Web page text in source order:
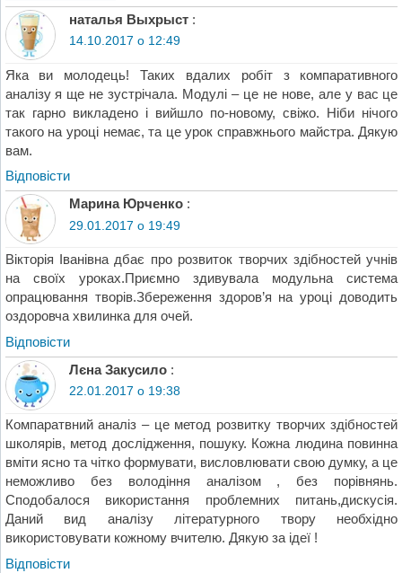
наталья Выхрыст :
14.10.2017 о 12:49
Яка ви молодець! Таких вдалих робіт з компаративного
аналізу я ще не зустрічала. Модулі – це не нове, але у вас це
так гарно викладено і вийшло по-новому, свіжо. Ніби нічого
такого на уроці немає, та це урок справжнього майстра. Дякую
вам.
Відповіcти
Марина Юрченко :
29.01.2017 о 19:49
Вікторія Іванівна дбає про розвиток творчих здібностей учнів
на своїх уроках.Приємно здивувала модульна система
опрацювання творів.Збереження здоров’я на уроці доводить
оздоровча хвилинка для очей.
Відповіcти
Лєна Закусило :
22.01.2017 о 19:38
Компаратвний аналіз – це метод розвитку творчих здібностей
школярів, метод дослідження, пошуку. Кожна людина повинна
вміти ясно та чітко формувати, висловлювати свою думку, а це
неможливо без володіння аналізом , без порівнянь.
Сподобалося використання проблемних питань,дискусія.
Даний вид аналізу літературного твору необхідно
використовувати кожному вчителю. Дякую за ідеї !
Відповіcти